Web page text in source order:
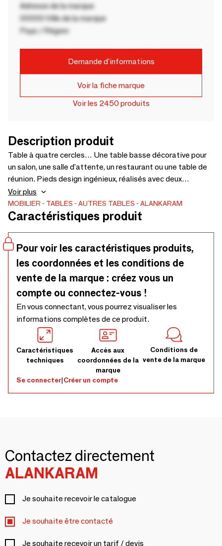
Adresse de la marque
00000 Ville de la marque
Pays / Région
Demande d'informations
Voir la fiche marque
Voir les 2450 produits
Description produit
Table à quatre cercles… Une table basse décorative pour
un salon, une salle d'attente, un restaurant ou une table de
réunion. Pieds design ingénieux, réalisés avec deux
essences de bois différentes. Également disponible en plus
petit format comme table de chevet. Plusieurs coloris
disponibles pour s'adapter à tous les intérieurs : 1200 x 550
Voir plus
MOBILIER TABLES AUTRES TABLES ALANKARAM
Caractéristiques produit
Pour voir les caractéristiques produits,
les coordonnées et les conditions de
vente de la marque : créez vous un
compte ou connectez-vous !
En vous connectant, vous pourrez visualiser les
informations complètes de ce produit.
Caractéristiques
techniques
Accès aux
coordonnées de la
marque
Conditions de
vente de la marque
Se connecter|Créer un compte
Contactez directement
ALANKARAM
Je souhaite recevoir le catalogue
Je souhaite être contacté
Je souhaite recevoir un tarif / devis